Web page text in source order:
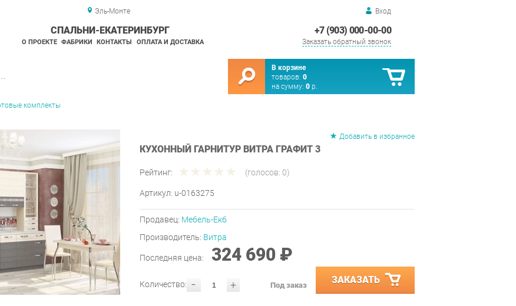
Эль-Монте Вход
+7 (903) 000-00-00
Заказать обратный звонок
СПАЛЬНИ-ЕКАТЕРИНБУРГ
О ПРОЕКТЕ ФАБРИКИ КОНТАКТЫ ОПЛАТА И ДОСТАВКА
В корзине
товаров: 0
на сумму: 0 р.
комплекты
Добавить в избранное
КУХОННЫЙ ГАРНИТУР ВИТРА ГРАФИТ 3
Рейтинг: (голосов: 0)
Артикул: u-0163275
Продавец: Мебель-Екб
Производитель: Витра
Последняя цена: 324 690 ₽
- +
Количество: Под заказ ЗАКАЗАТЬ